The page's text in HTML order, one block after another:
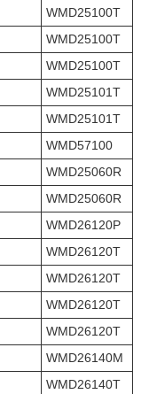
WMD25100T
WMD25100T
WMD25100T
WMD25101T
WMD25101T
WMD57100
WMD25060R
WMD25060R
WMD26120P
WMD26120T
WMD26120T
WMD26120T
WMD26120T
WMD26140M
WMD26140T